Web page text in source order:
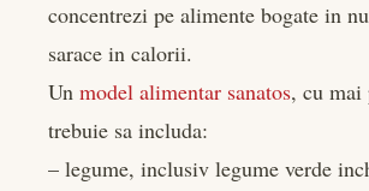
concentrezi pe alimente bogate in
sarace in calorii.
Un model alimentar sanatos, cu
trebuie sa includa:
– legume, inclusiv legume verde